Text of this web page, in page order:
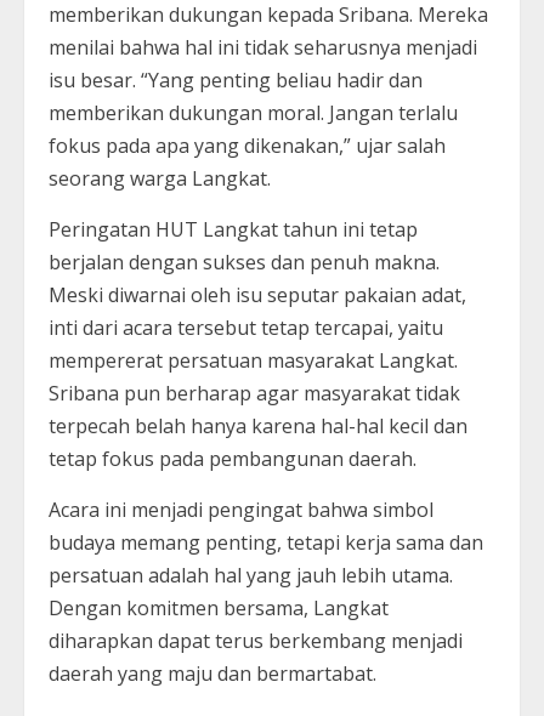
memberikan dukungan kepada Sribana. Mereka
menilai bahwa hal ini tidak seharusnya menjadi
isu besar. “Yang penting beliau hadir dan
memberikan dukungan moral. Jangan terlalu
fokus pada apa yang dikenakan,” ujar salah
seorang warga Langkat.
Peringatan HUT Langkat tahun ini tetap
berjalan dengan sukses dan penuh makna.
Meski diwarnai oleh isu seputar pakaian adat,
inti dari acara tersebut tetap tercapai, yaitu
mempererat persatuan masyarakat Langkat.
Sribana pun berharap agar masyarakat tidak
terpecah belah hanya karena hal-hal kecil dan
tetap fokus pada pembangunan daerah.
Acara ini menjadi pengingat bahwa simbol
budaya memang penting, tetapi kerja sama dan
persatuan adalah hal yang jauh lebih utama.
Dengan komitmen bersama, Langkat
diharapkan dapat terus berkembang menjadi
daerah yang maju dan bermartabat.